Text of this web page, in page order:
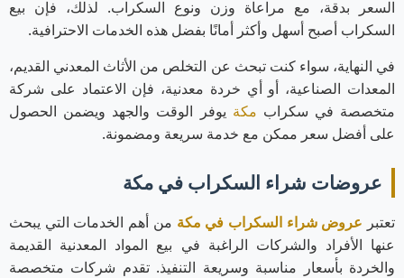
السعر بدقة، مع مراعاة وزن ونوع السكراب. لذلك، فإن بيع
السكراب أصبح أسهل وأكثر أمانًا بفضل هذه الخدمات الاحترافية.
في النهاية، سواء كنت تبحث عن التخلص من الأثاث المعدني القديم،
المعدات الصناعية، أو أي خردة معدنية، فإن الاعتماد على شركة
متخصصة في سكراب مكة يوفر الوقت والجهد ويضمن الحصول
على أفضل سعر ممكن مع خدمة سريعة ومضمونة.
عروضات شراء السكراب في مكة
تعتبر عروض شراء السكراب في مكة من أهم الخدمات التي يبحث
عنها الأفراد والشركات الراغبة في بيع المواد المعدنية القديمة
والخردة بأسعار مناسبة وسريعة التنفيذ. تقدم شركات متخصصة